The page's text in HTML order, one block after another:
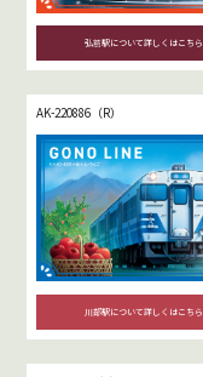
弘前駅について詳しくはこちら
AK-220886（R）
川部駅について詳しくはこちら